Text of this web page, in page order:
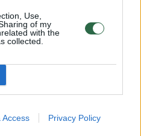
Use,
of my
with the
collected.
Access Privacy Policy
nuotraukų ar vaizdo
su kitais lrytas.lt